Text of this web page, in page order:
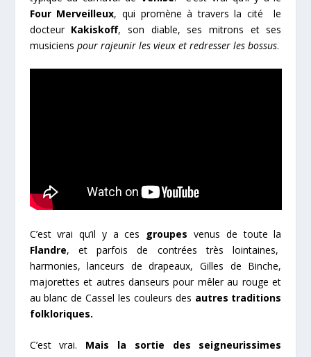
Four Merveilleux, qui promène à travers la cité le
docteur Kakiskoff, son diable, ses mitrons et ses
musiciens pour rajeunir les vieux et redresser les bossus.
C’est vrai qu’il y a ces groupes venus de toute la
Flandre, et parfois de contrées très lointaines,
harmonies, lanceurs de drapeaux, Gilles de Binche,
majorettes et autres danseurs pour mêler au rouge et
au blanc de Cassel les couleurs des autres traditions
folkloriques.
C’est vrai. Mais la sortie des seigneurissimes